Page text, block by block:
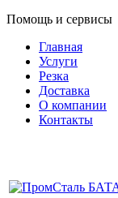
Помощь и сервисы
Главная
Услуги
Резка
Доставка
О компании
Контакты